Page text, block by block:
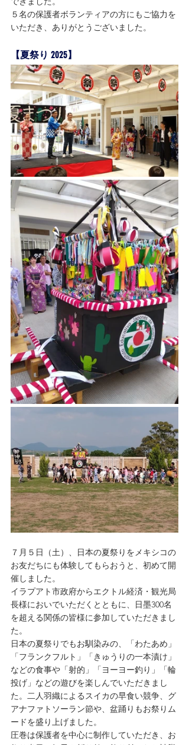
５名の保護者ボランティアの方にもご協力を
いただき、ありがとうございました。
【夏祭り 2025】
７月５日（土）、日本の夏祭りをメキシコの
お友だちにも体験してもらおうと、初めて開
催しました。
イラプアト市政府からエクトル経済・観光局
長様においでいただくとともに、日墨300名
を超える関係の皆様に参加していただきまし
た。
日本の夏祭りでもお馴染みの、「わたあめ」
「フランクフルト」「きゅうりの一本漬け」
などの食事や「射的」「ヨーヨー釣り」「輪
投げ」などの遊びを楽しんでいただきまし
た。二人羽織によるスイカの早食い競争、グ
アナファトソーラン節や、盆踊りもお祭りム
ードを盛り上げました。
圧巻は保護者を中心に制作していただき、お